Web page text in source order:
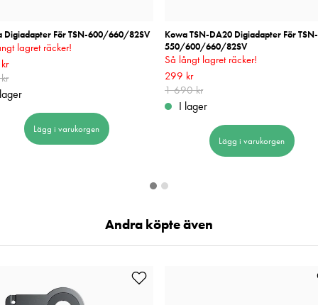
Digiadapter För TSN-600/660/82SV
lagret räcker!
pris
Lägg i varukorgen
Kowa TSN-DA20 Digiadapter För TSN-
550/600/660/82SV
Så långt lagret räcker!
Nuvarande pris
1 690 kr
299 kr
1 690 kr
I lager
Lägg i varukorgen
Andra köpte även